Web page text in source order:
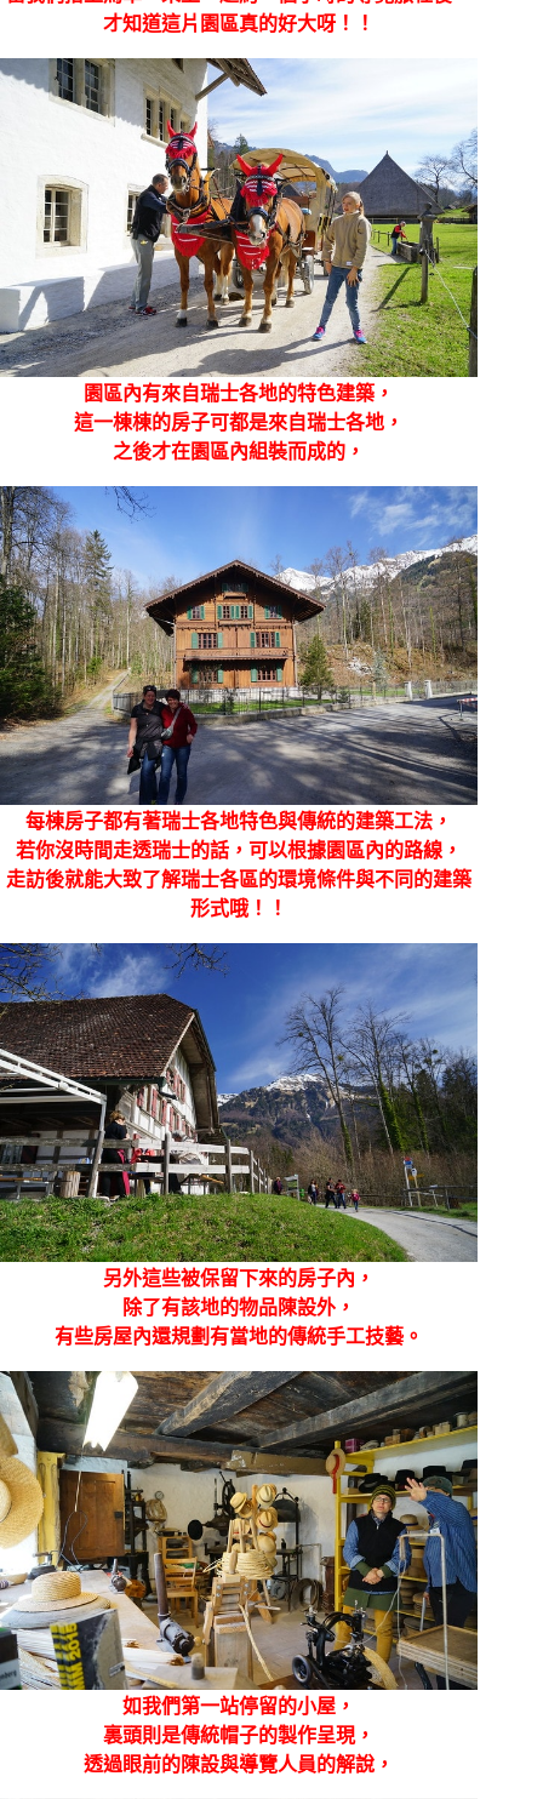
才知道這片園區真的好大呀！！
園區內有來自瑞士各地的特色建築，
這一棟棟的房子可都是來自瑞士各地，
之後才在園區內組裝而成的，
每棟房子都有著瑞士各地特色與傳統的建築工法，
若你沒時間走透瑞士的話，可以根據園區內的路線，
走訪後就能大致了解瑞士各區的環境條件與不同的建築
形式哦！！
另外這些被保留下來的房子內，
除了有該地的物品陳設外，
有些房屋內還規劃有當地的傳統手工技藝。
如我們第一站停留的小屋，
裏頭則是傳統帽子的製作呈現，
透過眼前的陳設與導覽人員的解說，